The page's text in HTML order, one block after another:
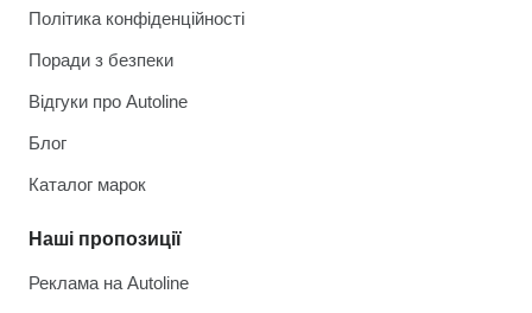
Політика конфіденційності
Поради з безпеки
Відгуки про Autoline
Блог
Каталог марок
Наші пропозиції
Реклама на Autoline